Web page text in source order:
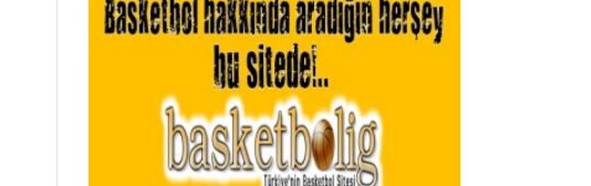
A. BAHRİ VRESKALA
Köşe Yazarı